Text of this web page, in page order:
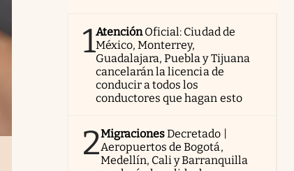
1AtenciónOficial: Ciudad de
México, Monterrey,
Guadalajara, Puebla y Tijuana
cancelarán la licencia de
conducir a todos los
conductores que hagan esto
2MigracionesDecretado |
Aeropuertos de Bogotá,
Medellín, Cali y Barranquilla